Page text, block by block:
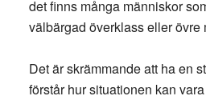
det finns många människor
välbärgad överklass eller övre
Det är skrämmande att ha en
förstår hur situationen kan